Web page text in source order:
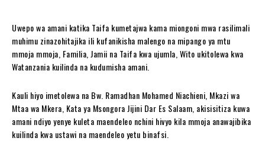
Uwepo wa amani katika Taifa kumetajwa kama miongoni mwa rasilimali
muhimu zinazohitajika ili kufanikisha malengo na mipango ya mtu
mmoja mmoja, Familia, Jamii na Taifa kwa ujumla, Wito ukitolewa kwa
Watanzania kuilinda na kudumisha amani.
Kauli hiyo imetolewa na Bw. Ramadhan Mohamed Niachieni, Mkazi wa
Mtaa wa Mkera, Kata ya Msongora Jijini Dar Es Salaam, akisisitiza kuwa
amani ndiyo yenye kuleta maendeleo nchini hivyo kila mmoja anawajibika
kuilinda kwa ustawi na maendeleo yetu binafsi.